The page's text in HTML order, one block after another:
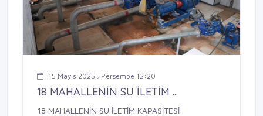
15 Mayıs 2025 , Perşembe 12:20
18 MAHALLENİN SU İLETİM ...
18 MAHALLENİN SU İLETİM KAPASİTESİ